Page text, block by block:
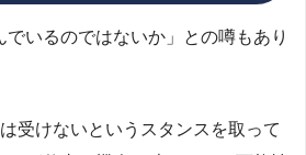
いるのではないか」との噂もあり
受けないというスタンスを取って